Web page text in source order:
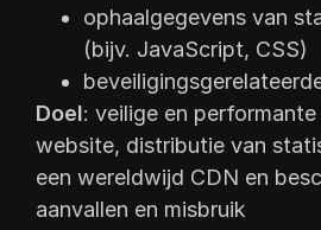
ophaalgegevens van
(bijv. JavaScript, CSS)
Doel: veilige en
website, distributie van
een wereldwijd CDN en
aanvallen en misbruik